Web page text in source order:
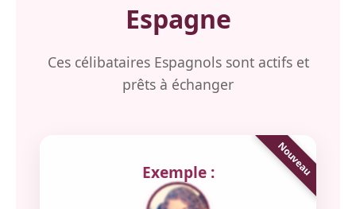
Espagne
Ces célibataires Espagnols sont actifs et
prêts à échanger
Exemple :